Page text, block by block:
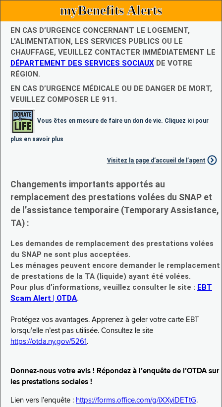
myBenefits Alerts
EN CAS D’URGENCE CONCERNANT LE LOGEMENT,
L’ALIMENTATION, LES SERVICES PUBLICS OU LE
CHAUFFAGE, VEUILLEZ CONTACTER IMMÉDIATEMENT LE
DÉPARTEMENT DES SERVICES SOCIAUX DE VOTRE
RÉGION.
EN CAS D’URGENCE MÉDICALE OU DE DANGER DE MORT,
VEUILLEZ COMPOSER LE 911.
Vous êtes en mesure de faire un don de vie. Cliquez ici pour
plus en savoir plus
Visitez la page d’accueil de l’agent
Changements importants apportés au
remplacement des prestations volées du SNAP et
de l’assistance temporaire (Temporary Assistance,
TA) :
Les demandes de remplacement des prestations volées
du SNAP ne sont plus acceptées.
Les ménages peuvent encore demander le remplacement
de prestations de la TA (liquide) ayant été volées.
Pour plus d’informations, veuillez consulter le site : EBT
Scam Alert | OTDA.
Protégez vos avantages. Apprenez à geler votre carte EBT
lorsqu’elle n’est pas utilisée. Consultez le site
https://otda.ny.gov/5261 .
Donnez-nous votre avis ! Répondez à l’enquête de l’OTDA sur
les prestations sociales !
Lien vers l’enquête : https://forms.office.com/g/iXXyiDETtG.